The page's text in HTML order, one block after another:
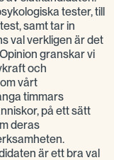
tester, till
samt tar in
val verkligen är det
granskar vi
och
vårt
timmars
på ett sätt
deras
är ett bra val